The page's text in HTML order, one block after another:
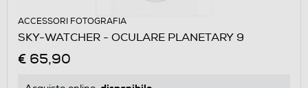
ACCESSORI FOTOGRAFIA
SKY-WATCHER - OCULARE PLANETARY 9
€ 65,90